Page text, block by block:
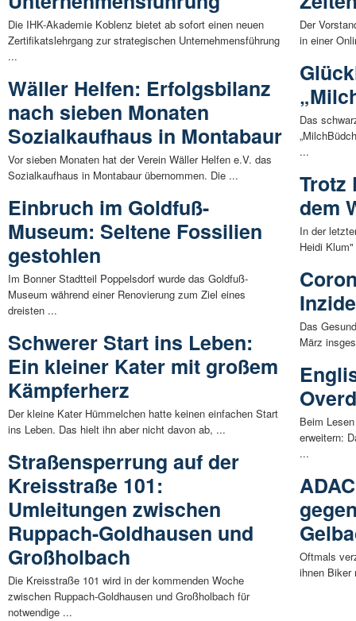
Die IHK-Akademie Koblenz bietet ab sofort einen neuen
Zertifikatslehrgang zur strategischen Unternehmensführung
...
Wäller Helfen: Erfolgsbilanz
nach sieben Monaten
Sozialkaufhaus in Montabaur
Vor sieben Monaten hat der Verein Wäller Helfen e.V. das
Sozialkaufhaus in Montabaur übernommen. Die ...
Einbruch im Goldfuß-
Museum: Seltene Fossilien
gestohlen
Im Bonner Stadtteil Poppelsdorf wurde das Goldfuß-
Museum während einer Renovierung zum Ziel eines
dreisten ...
Schwerer Start ins Leben:
Ein kleiner Kater mit großem
Kämpferherz
Der kleine Kater Hümmelchen hatte keinen einfachen Start
ins Leben. Das hielt ihn aber nicht davon ab, ...
Straßensperrung auf der
Kreisstraße 101:
Umleitungen zwischen
Ruppach-Goldhausen und
Großholbach
Die Kreisstraße 101 wird in der kommenden Woche
zwischen Ruppach-Goldhausen und Großholbach für
notwendige ...
Der
in einer
Das
...
Trotz
dem
In der
Heidi
Das
März
Beim
erweitern:
...
Oftmals
ihnen Biker